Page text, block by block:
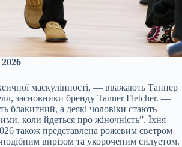
маскулінності, — вважають Таннер
засновники бренду Tanner Fletcher. —
блакитний, а деякі чоловіки стають
коли йдеться про жіночність”. Їхня
також представлена рожевим светром
вирізом та укороченим силуетом.